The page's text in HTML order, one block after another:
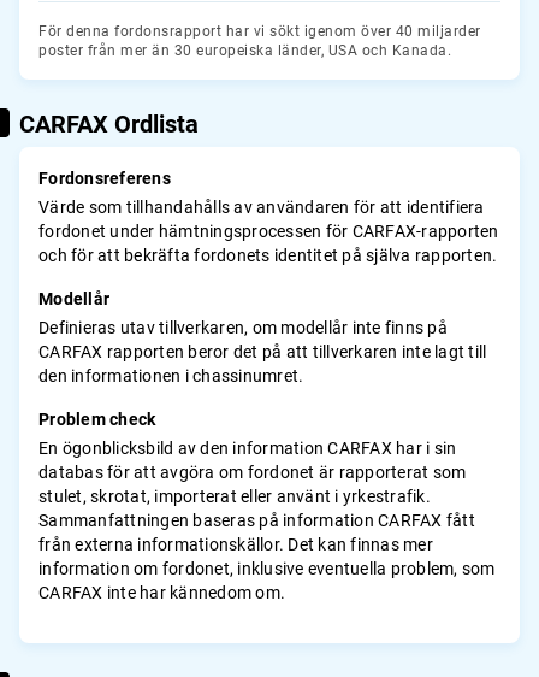
För denna fordonsrapport har vi sökt igenom över 40 miljarder
poster från mer än 30 europeiska länder, USA och Kanada.
CARFAX Ordlista
Fordonsreferens
Värde som tillhandahålls av användaren för att identifiera
fordonet under hämtningsprocessen för CARFAX-rapporten
och för att bekräfta fordonets identitet på själva rapporten.
Modellår
Definieras utav tillverkaren, om modellår inte finns på
CARFAX rapporten beror det på att tillverkaren inte lagt till
den informationen i chassinumret.
Problem check
En ögonblicksbild av den information CARFAX har i sin
databas för att avgöra om fordonet är rapporterat som
stulet, skrotat, importerat eller använt i yrkestrafik.
Sammanfattningen baseras på information CARFAX fått
från externa informationskällor. Det kan finnas mer
information om fordonet, inklusive eventuella problem, som
CARFAX inte har kännedom om.